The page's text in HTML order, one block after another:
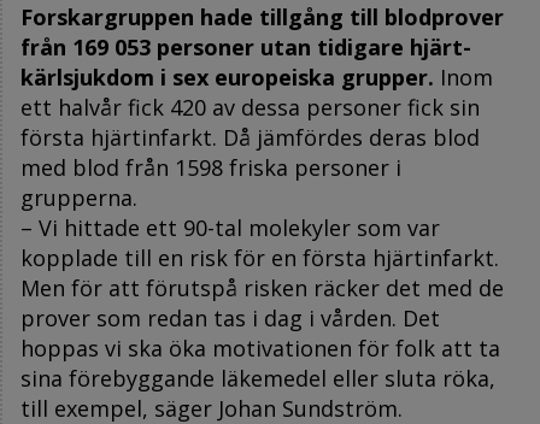
Forskargruppen hade tillgång till blodprover
från 169 053 personer utan tidigare hjärt-
kärlsjukdom i sex europeiska grupper. Inom
ett halvår fick 420 av dessa personer fick sin
första hjärtinfarkt. Då jämfördes deras blod
med blod från 1598 friska personer i
grupperna.
– Vi hittade ett 90-tal molekyler som var
kopplade till en risk för en första hjärtinfarkt.
Men för att förutspå risken räcker det med de
prover som redan tas i dag i vården. Det
hoppas vi ska öka motivationen för folk att ta
sina förebyggande läkemedel eller sluta röka,
till exempel, säger Johan Sundström.